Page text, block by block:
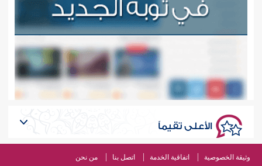
الأعلى تقيماً
وثيقة الخصوصية اتفاقية الخدمة اتصل بنا من نحن